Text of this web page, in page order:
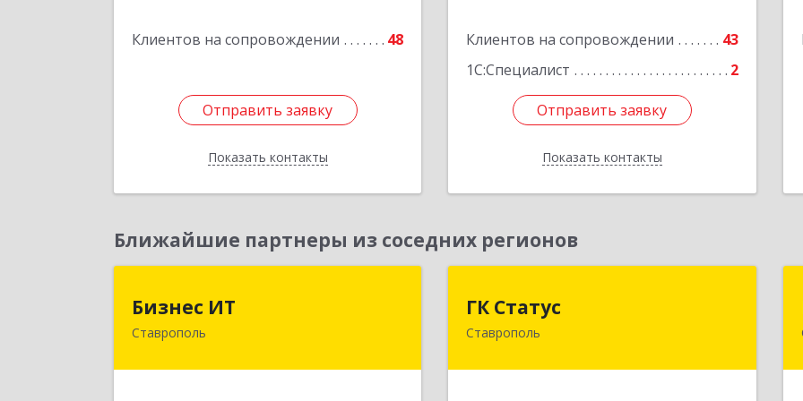
Клиентов на сопровождении 48
Отправить заявку
Показать контакты
Подробнее
Отправить заявку
Назад
Клиентов на сопровождении
43
1С:Специалист
2
Отправить заявку
Показать контакты
Подробнее
Отправить заявку
Назад
Ближайшие партнеры из соседних регионов
Бизнес ИТ
Ставрополь355035, Ставропольский край,
ГК Статус
Ставрополь355002, Ставропольский край,